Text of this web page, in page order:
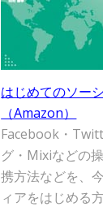
はじめてのソー
（Amazon）
Facebook・
グ・Mixiなどの
携方法などを、
ィアをはじめる